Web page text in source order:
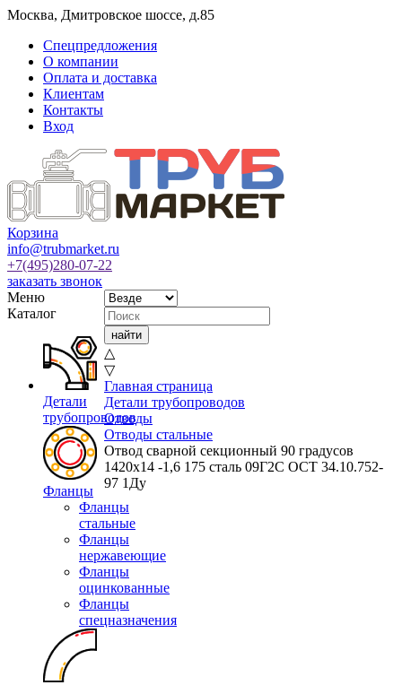
Москва, Дмитровское шоссе, д.85
Спецпредложения
О компании
Оплата и доставка
Клиентам
Контакты
Вход
Корзина
info@trubmarket.ru
+7(495)280-07-22
заказать звонок
Меню
Каталог
Детали
трубопроводов
Фланцы
Фланцы
стальные
Фланцы
нержавеющие
Фланцы
оцинкованные
Фланцы
спецназначения
△
▽
Главная страница
Детали трубопроводов
Отводы
Отводы стальные
Отвод сварной секционный 90 градусов
1420х14 -1,6 175 сталь 09Г2С ОСТ 34.10.752-
97 1Ду